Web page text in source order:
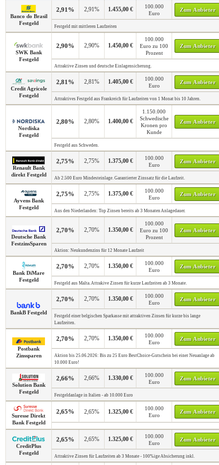
Banco do Brasil
Festgeld
2,91% 2,91% 1.455,00 €
100.000
Euro
Zum Anbieter
Festgeld mit mittleren Laufzeiten
SWK Bank
Festgeld
2,90% 2,90% 1.450,00 €
100.000
Euro zu 100
Prozent
Zum Anbieter
Attraktive Zinsen und deutsche Einlagensicherung.
Credit Agricole
Festgeld
2,81% 2,81% 1.405,00 €
100.000
Euro
Zum Anbieter
Attraktives Festgeld aus Frankreich für Laufzeiten von 1 Monat bis 10 Jahren.
Nordiska
Festgeld
2,80% 2,80% 1.400,00 €
1.150.000
Schwedische
Kronen pro
Kunde
Zum Anbieter
Festgeld aus Schweden.
Renault Bank
direkt Festgeld
2,75% 2,75% 1.375,00 €
100.000
Euro
Zum Anbieter
Ab 2.500 Euro Mindesteinlage. Garantierter Zinssatz für die Laufzeit.
Ayvens Bank
Festgeld
2,75% 2,75% 1.375,00 €
100.000
Euro
Zum Anbieter
Aus den Niederlanden: Top Zinsen bereits ab 3 Monaten Anlagedauer.
Deutsche Bank
FestzinsSparen
2,70% 2,70% 1.350,00 €
100.000
Euro zu 100
Prozent
Zum Anbieter
Aktion: Neukundenzins für 12 Monate Laufzeit
Bank DiMare
Festgeld
2,70% 2,70% 1.350,00 €
100.000
Euro
Zum Anbieter
Festgeld aus Malta. Attrakive Zinsen für kurze Laufzeiten ab 3 Monate.
BankB Festgeld
2,70% 2,70% 1.350,00 €
100.000
Euro
Zum Anbieter
Festgeld einer belgischen Sparkasse mit attraktiven Zinsen für kurze bis lange
Laufzeiten.
Postbank
Zinssparen
2,70% 2,70% 1.350,00 €
100.000
Euro
Zum Anbieter
Aktion bis 25.06.2026: Bis zu 25 Euro BestChoice-Gutschein bei einer Neuanlage ab
10.000 Euro!
Solution Bank
Festgeld
2,66% 2,66% 1.330,00 €
100.000
Euro
Zum Anbieter
Festgeldanlage in Italien - ab 10.000 Euro
Suresse Direkt
Bank Festgeld
2,65% 2,65% 1.325,00 €
100.000
Euro
Zum Anbieter
CreditPlus
Festgeld
2,65% 2,65% 1.325,00 €
100.000
Euro
Zum Anbieter
Attraktive Zinsen für Laufzeiten ab 3 Monate - 100%ige Absicherung inkl.